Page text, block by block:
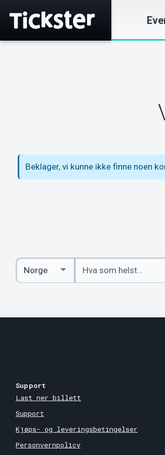
Beklager, vi kunne ikke finne noen
Angi
nøkkelord
Select
Country
Support
Last ner billett
Support
Kjøps- og leveringsbetingelser
Personvernpolicy